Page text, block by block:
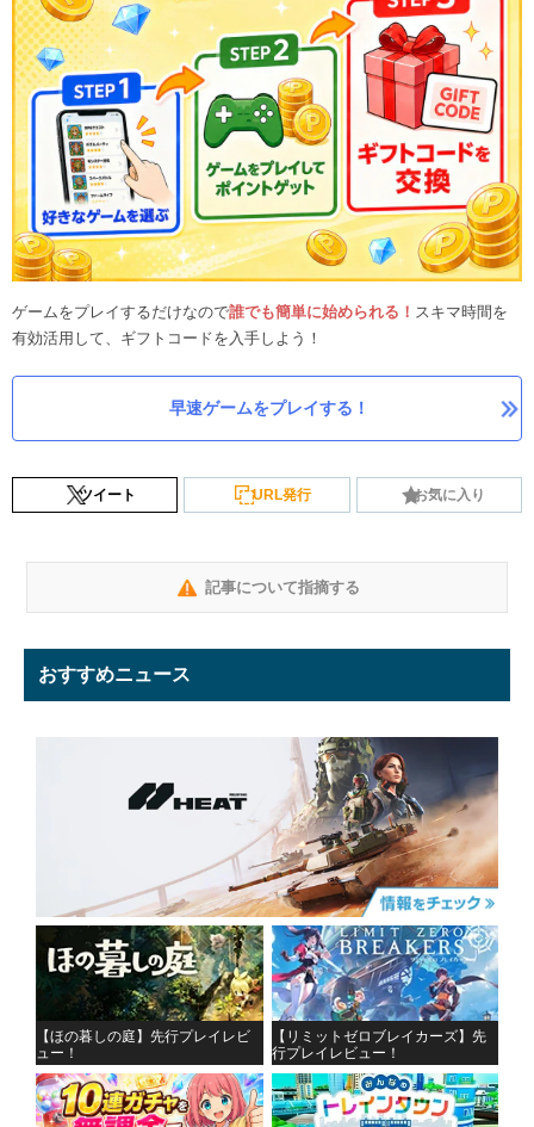
ゲームをプレイするだけなので誰でも簡単に始められる！ スキマ時間を
有効活用して、ギフトコードを入手しよう！
早速ゲームをプレイする！
ツイート URL発行 お気に入り
記事について指摘する
おすすめニュース
【ほの暮しの庭】先行プレイレビ
ュー！
【リミットゼロブレイカーズ】先
行プレイレビュー！